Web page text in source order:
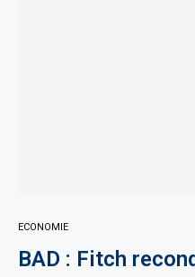
ECONOMIE
BAD : Fitch